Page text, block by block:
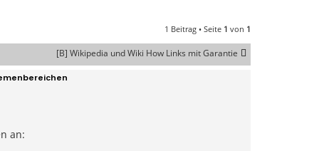
1 Beitrag • Seite 1 von 1
[B] Wikipedia und Wiki How Links mit Garantie
an: